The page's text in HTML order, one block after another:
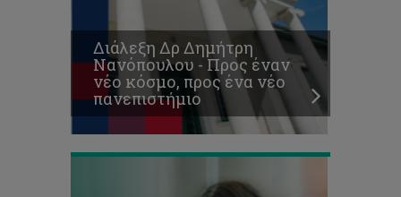
Διάλεξη Δρ Δημήτρη
Νανόπουλου - Προς έναν
νέο κόσμο, προς ένα νέο
πανεπιστήμιο
the
Master’s
Level
(MA/MSc)
2018-
2019